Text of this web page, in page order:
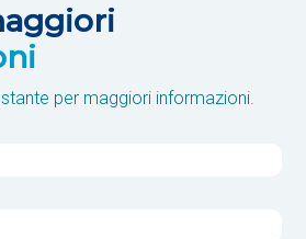
per maggiori informazioni.